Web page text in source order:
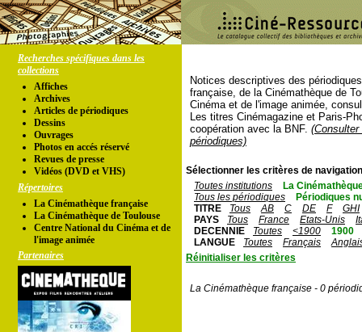
Recherches spécifiques dans les
collections
Affiches
Archives
Articles de périodiques
Dessins
Ouvrages
Photos en accés réservé
Revues de presse
Vidéos (DVD et VHS)
Répertoires
La Cinémathèque française
La Cinémathèque de Toulouse
Centre National du Cinéma et de
l'image animée
Partenaires
Notices descriptives des
française, de la Cinémathèque de
Cinéma et de l'image animée,
Les titres Cinémagazine et Paris-
coopération avec la BNF.
périodiques)
Sélectionner les critères de
Toutes institutions
La
Tous les périodiques
Périodiques
TITRE
Tous AB C DE F
GHI
PAYS
Tous France Etats-Unis
DECENNIE
Toutes <1900
1900
LANGUE
Toutes Français
Réinitialiser les critères
La Cinémathèque française - 0